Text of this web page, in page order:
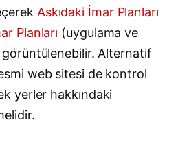
Askıdaki İmar Planları
Planları (uygulama ve
görüntülenebilir. Alternatif
web sitesi de kontrol
yerler hakkındaki